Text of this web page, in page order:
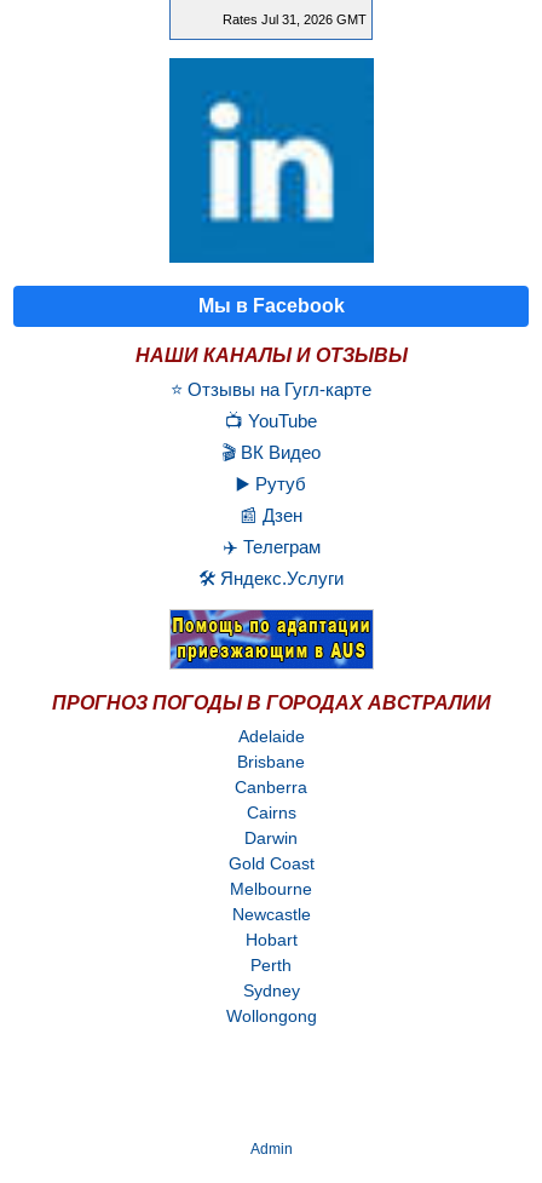
Rates Jul 31, 2026 GMT
Мы в Facebook
НАШИ КАНАЛЫ И ОТЗЫВЫ
⭐ Отзывы на Гугл-карте
📺 YouTube
🎬 ВК Видео
▶️ Рутуб
📰 Дзен
✈️ Телеграм
🛠️ Яндекс.Услуги
ПРОГНОЗ ПОГОДЫ В ГОРОДАХ АВСТРАЛИИ
Adelaide
Brisbane
Canberra
Cairns
Darwin
Gold Coast
Melbourne
Newcastle
Hobart
Perth
Sydney
Wollongong
Admin